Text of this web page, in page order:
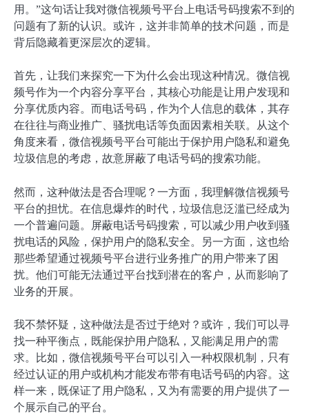
用。”这句话让我对微信视频号平台上电话号码搜索不到的
问题有了新的认识。或许，这并非简单的技术问题，而是
背后隐藏着更深层次的逻辑。
首先，让我们来探究一下为什么会出现这种情况。微信视
频号作为一个内容分享平台，其核心功能是让用户发现和
分享优质内容。而电话号码，作为个人信息的载体，其存
在往往与商业推广、骚扰电话等负面因素相关联。从这个
角度来看，微信视频号平台可能出于保护用户隐私和避免
垃圾信息的考虑，故意屏蔽了电话号码的搜索功能。
然而，这种做法是否合理呢？一方面，我理解微信视频号
平台的担忧。在信息爆炸的时代，垃圾信息泛滥已经成为
一个普遍问题。屏蔽电话号码搜索，可以减少用户收到骚
扰电话的风险，保护用户的隐私安全。另一方面，这也给
那些希望通过视频号平台进行业务推广的用户带来了困
扰。他们可能无法通过平台找到潜在的客户，从而影响了
业务的开展。
我不禁怀疑，这种做法是否过于绝对？或许，我们可以寻
找一种平衡点，既能保护用户隐私，又能满足用户的需
求。比如，微信视频号平台可以引入一种权限机制，只有
经过认证的用户或机构才能发布带有电话号码的内容。这
样一来，既保证了用户隐私，又为有需要的用户提供了一
个展示自己的平台。